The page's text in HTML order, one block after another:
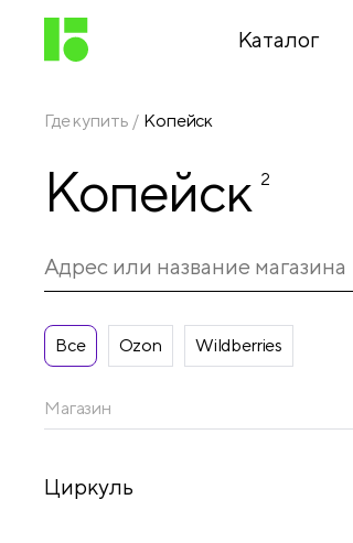
Каталог
принадлежности
Канцелярские
принадлежности
Папки,
Где купить Копейск
Копейск 2
Все Ozon Wildberries
Магазин
Циркуль